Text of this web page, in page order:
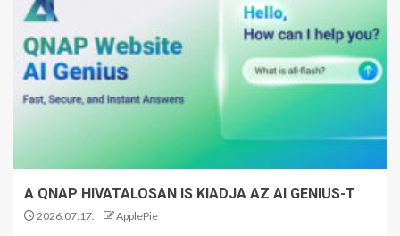
A QNAP HIVATALOSAN IS KIADJA AZ AI GENIUS-T
2026.07.17. ApplePie